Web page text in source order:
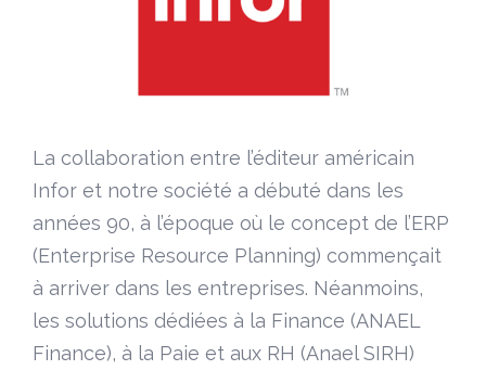
La collaboration entre l’éditeur américain
Infor et notre société a débuté dans les
années 90, à l’époque où le concept de l’ERP
(Enterprise Resource Planning) commençait
à arriver dans les entreprises. Néanmoins,
les solutions dédiées à la Finance (ANAEL
Finance), à la Paie et aux RH (Anael SIRH)